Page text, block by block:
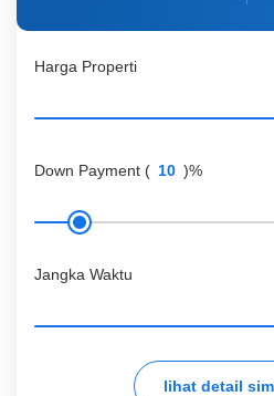
Harga Properti
Down Payment ( )%
Jangka Waktu
lihat detail